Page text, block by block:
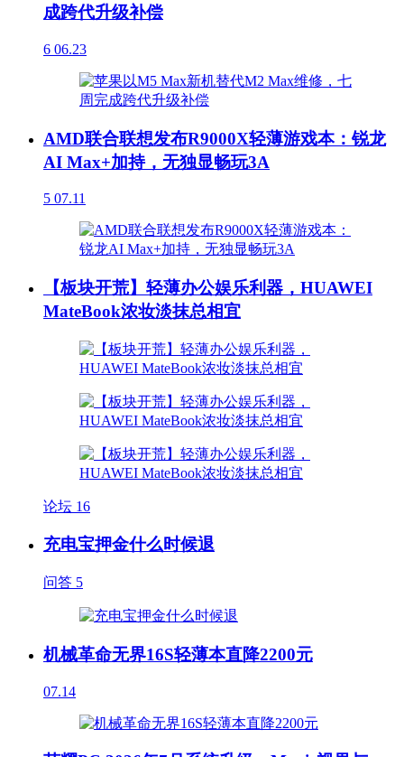
成跨代升级补偿
6 06.23
AMD联合联想发布R9000X轻薄游戏本：锐龙
AI Max+加持，无独显畅玩3A
5 07.11
【板块开荒】轻薄办公娱乐利器，HUAWEI
MateBook浓妆淡抹总相宜
论坛 16
充电宝押金什么时候退
问答 5
机械革命无界16S轻薄本直降2200元
07.14